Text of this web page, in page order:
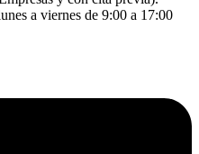
a viernes de 9:00 a 17:00